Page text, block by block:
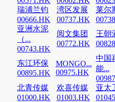
瑞浦兰钧
00666.HK
湾区发展
00737.HK
莱尔
亚洲水泥
（...
00743.HK
阅文集团
00772.HK
王朝
东江环保
00895.HK
MONGO...
00975.HK
中国
能...
北青传媒
01000.HK
欢喜传媒
01003.HK
亚太